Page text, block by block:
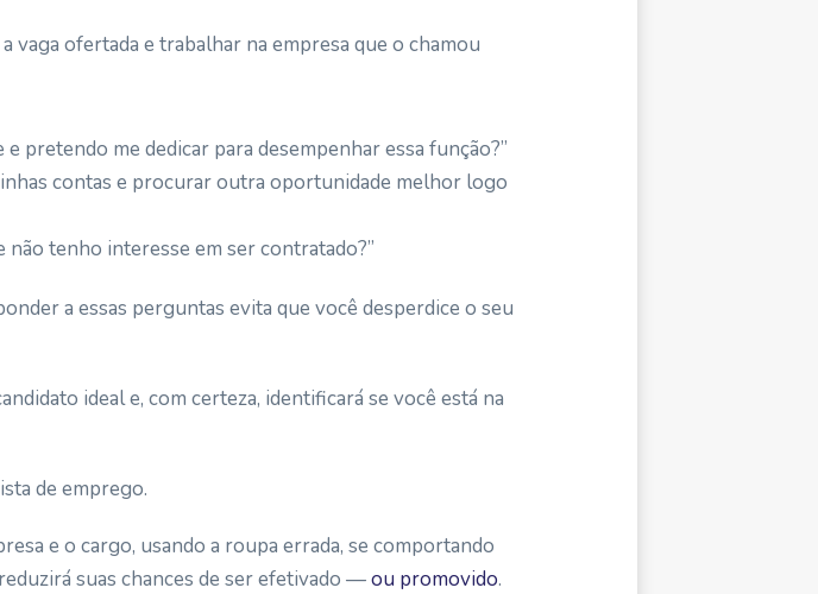
ofertada e trabalhar na empresa que o chamou
pretendo me dedicar para desempenhar essa função?”
contas e procurar outra oportunidade melhor logo
tenho interesse em ser contratado?”
a essas perguntas evita que você desperdice o seu
ideal e, com certeza, identificará se você está na
de emprego.
e o cargo, usando a roupa errada, se comportando
suas chances de ser efetivado —ou promovido.